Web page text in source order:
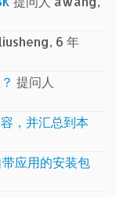
6 年
提问人
，并汇总到本
应用的安装包